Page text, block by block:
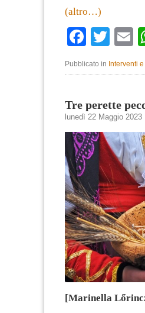
(altro…)
Pubblicato in Interventi
Tre perette
lunedì 22 Maggio 2023
[Marinella